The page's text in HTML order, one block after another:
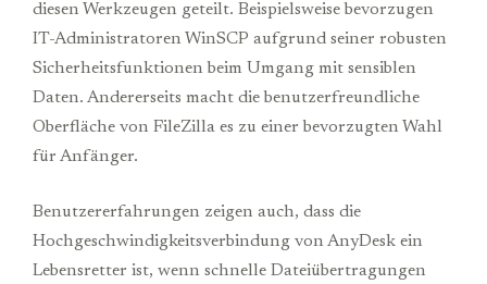
diesen Werkzeugen geteilt. Beispielsweise bevorzugen
IT-Administratoren WinSCP aufgrund seiner robusten
Sicherheitsfunktionen beim Umgang mit sensiblen
Daten. Andererseits macht die benutzerfreundliche
Oberfläche von FileZilla es zu einer bevorzugten Wahl
für Anfänger.
Benutzererfahrungen zeigen auch, dass die
Hochgeschwindigkeitsverbindung von AnyDesk ein
Lebensretter ist, wenn schnelle Dateiübertragungen